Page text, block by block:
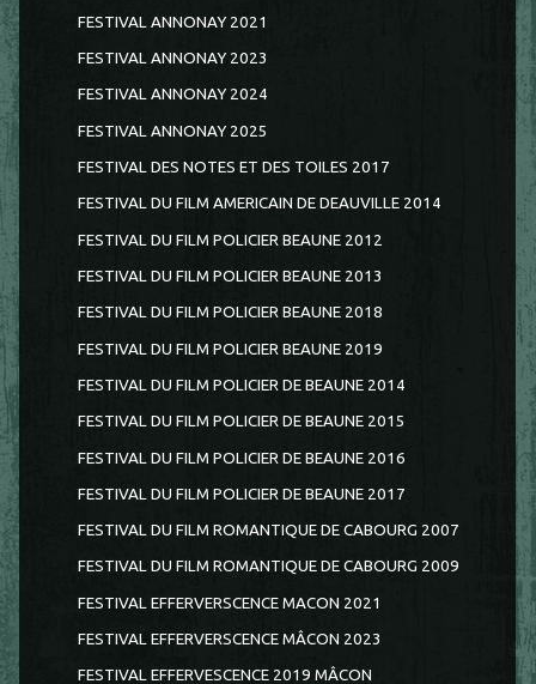
FESTIVAL ANNONAY 2021
FESTIVAL ANNONAY 2023
FESTIVAL ANNONAY 2024
FESTIVAL ANNONAY 2025
FESTIVAL DES NOTES ET DES TOILES 2017
FESTIVAL DU FILM AMERICAIN DE DEAUVILLE 2014
FESTIVAL DU FILM POLICIER BEAUNE 2012
FESTIVAL DU FILM POLICIER BEAUNE 2013
FESTIVAL DU FILM POLICIER BEAUNE 2018
FESTIVAL DU FILM POLICIER BEAUNE 2019
FESTIVAL DU FILM POLICIER DE BEAUNE 2014
FESTIVAL DU FILM POLICIER DE BEAUNE 2015
FESTIVAL DU FILM POLICIER DE BEAUNE 2016
FESTIVAL DU FILM POLICIER DE BEAUNE 2017
FESTIVAL DU FILM ROMANTIQUE DE CABOURG 2007
FESTIVAL DU FILM ROMANTIQUE DE CABOURG 2009
FESTIVAL EFFERVERSCENCE MACON 2021
FESTIVAL EFFERVERSCENCE MÂCON 2023
FESTIVAL EFFERVESCENCE 2019 MÂCON